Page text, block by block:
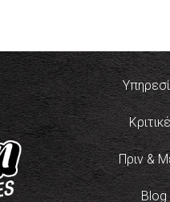
Πριν &
Blog